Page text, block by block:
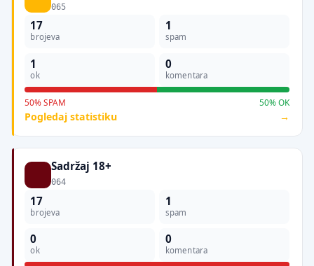
065
17
brojeva
1
spam
1
ok
0
komentara
50% SPAM 50% OK
Pogledaj statistiku
Sadržaj 18+
064
17
brojeva
1
spam
0
ok
0
komentara